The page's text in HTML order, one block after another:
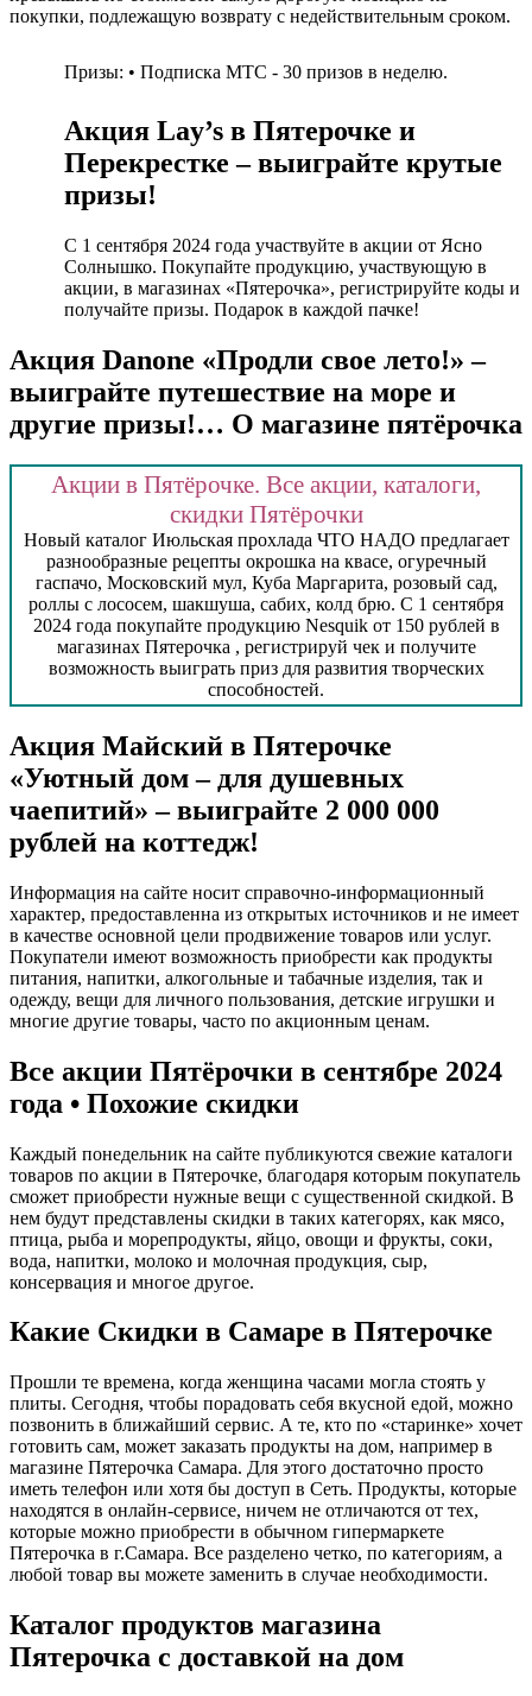
покупки, подлежащую возврату с недействительным сроком.
Призы: • Подписка МТС - 30 призов в неделю.
Акция Lay’s в Пятерочке и
Перекрестке – выиграйте крутые
призы!
С 1 сентября 2024 года участвуйте в акции от Ясно
Солнышко. Покупайте продукцию, участвующую в
акции, в магазинах «Пятерочка», регистрируйте коды и
получайте призы. Подарок в каждой пачке!
Акция Danone «Продли свое лето!» –
выиграйте путешествие на море и
другие призы!… О магазине пятёрочка
Акции в Пятёрочке. Все акции, каталоги,
скидки Пятёрочки
Новый каталог Июльская прохлада ЧТО НАДО предлагает
разнообразные рецепты окрошка на квасе, огуречный
гаспачо, Московский мул, Куба Маргарита, розовый сад,
роллы с лососем, шакшуша, сабих, колд брю. С 1 сентября
2024 года покупайте продукцию Nesquik от 150 рублей в
магазинах Пятерочка , регистрируй чек и получите
возможность выиграть приз для развития творческих
способностей.
Акция Майский в Пятерочке
«Уютный дом – для душевных
чаепитий» – выиграйте 2 000 000
рублей на коттедж!
Информация на сайте носит справочно-информационный
характер, предоставленна из открытых источников и не имеет
в качестве основной цели продвижение товаров или услуг.
Покупатели имеют возможность приобрести как продукты
питания, напитки, алкогольные и табачные изделия, так и
одежду, вещи для личного пользования, детские игрушки и
многие другие товары, часто по акционным ценам.
Все акции Пятёрочки в сентябре 2024
года • Похожие скидки
Каждый понедельник на сайте публикуются свежие каталоги
товаров по акции в Пятерочке, благодаря которым покупатель
сможет приобрести нужные вещи с существенной скидкой. В
нем будут представлены скидки в таких категорях, как мясо,
птица, рыба и морепродукты, яйцо, овощи и фрукты, соки,
вода, напитки, молоко и молочная продукция, сыр,
консервация и многое другое.
Какие Скидки в Самаре в Пятерочке
Прошли те времена, когда женщина часами могла стоять у
плиты. Сегодня, чтобы порадовать себя вкусной едой, можно
позвонить в ближайший сервис. А те, кто по «старинке» хочет
готовить сам, может заказать продукты на дом, например в
магазине Пятерочка Самара. Для этого достаточно просто
иметь телефон или хотя бы доступ в Сеть. Продукты, которые
находятся в онлайн-сервисе, ничем не отличаются от тех,
которые можно приобрести в обычном гипермаркете
Пятерочка в г.Самара. Все разделено четко, по категориям, а
любой товар вы можете заменить в случае необходимости.
Каталог продуктов магазина
Пятерочка с доставкой на дом